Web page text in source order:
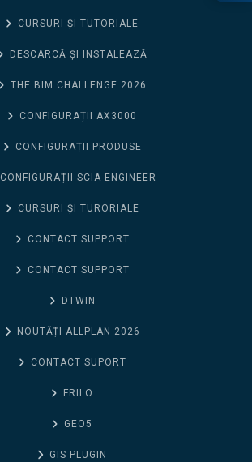
CURSURI ȘI TUTORIALE
DESCARCĂ ȘI INSTALEAZĂ
THE BIM CHALLENGE 2026
CONFIGURAȚII AX3000
CONFIGURAȚII PRODUSE
CONFIGURAȚII SCIA ENGINEER
CURSURI ȘI TURORIALE
CONTACT SUPPORT
CONTACT SUPPORT
DTWIN
NOUTĂȚI ALLPLAN 2026
CONTACT SUPORT
FRILO
GEO5
GIS PLUGIN